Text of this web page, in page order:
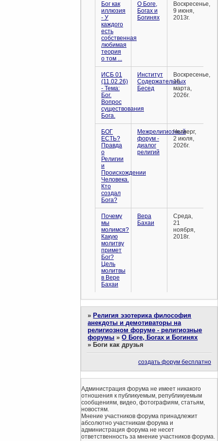
Бог как
иллюзия
- У
каждого
есть
собственная
любимая
теория
о том ...
О Боге,
Богах и
Богинях
Воскресенье,
9 июня,
2013г.
ИСБ 01
(11.02.26)
- Тема:
Бог.
Вопрос
существования
Бога.
Институт
Содержательных
Бесед
Воскресенье,
15
марта,
2026г.
БОГ
ЕСТЬ?
Правда
о
Религии
и
Происхождении
Человека.
Кто
создал
Бога?
Межрелигиозный
форум -
диалог
религий
Четверг,
2 июля,
2026г.
Почему
мы
молимся?
Какую
молитву
примет
Бог?
Цель
молитвы
в Вере
Бахаи
Вера
Бахаи
Среда,
21
ноября,
2018г.
» Религия эзотерика философия
анекдоты и демотиваторы на
религиозном форуме - религиозные
форумы »О Боге, Богах и Богинях
» Боги как друзья
создать форум бесплатно
Администрация форума не имеет никакого
отношения к публикуемым, републикуемым
сообщениям, видео, фотографиям, статьям,
новостям.
Мнение участников форума принадлежит
абсолютно участникам форума и
администрация форума не несет
ответственность за мнение участников форума.